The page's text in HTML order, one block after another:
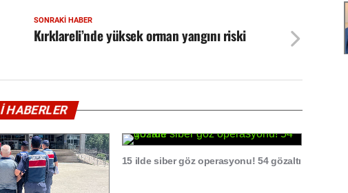
SONRAKI HABER
Kırklareli’nde yüksek orman yangını riski
HABERLER
15 ilde siber göz operasyonu! 54 gözaltı